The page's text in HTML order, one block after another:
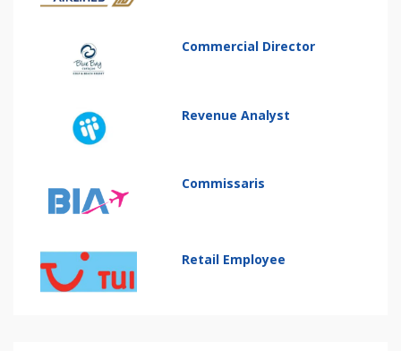
Commercial Director
Revenue Analyst
Commissaris
Retail Employee